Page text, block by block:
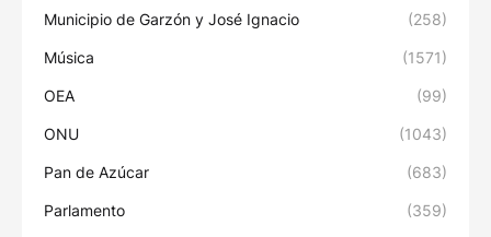
Municipio de Garzón y José Ignacio (258)
Música (1571)
OEA (99)
ONU (1043)
Pan de Azúcar (683)
Parlamento (359)